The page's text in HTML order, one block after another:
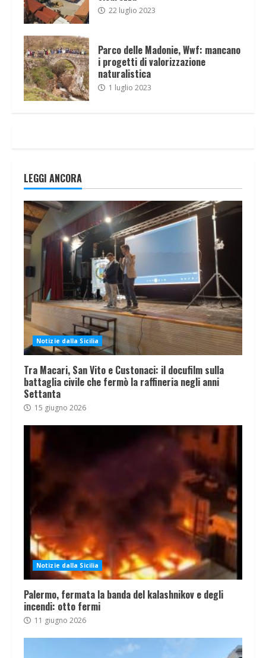
22 luglio 2023
Parco delle Madonie, Wwf: mancano
i progetti di valorizzazione
naturalistica
1 luglio 2023
LEGGI ANCORA
Notizie dalla Sicilia
Tra Macari, San Vito e Custonaci: il docufilm sulla
battaglia civile che fermò la raffineria negli anni
Settanta
15 giugno 2026
Notizie dalla Sicilia
Palermo, fermata la banda del kalashnikov e degli
incendi: otto fermi
11 giugno 2026